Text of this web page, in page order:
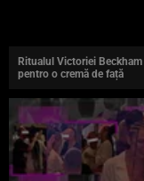
Ritualul Victoriei
pentro o cremă de față